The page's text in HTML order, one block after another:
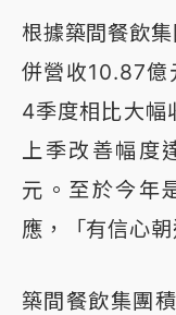
根據築間餐飲
併營收10.87億
4季度相比大幅
上季改善幅
元。至於今年
應，「有信心
築間餐飲集團